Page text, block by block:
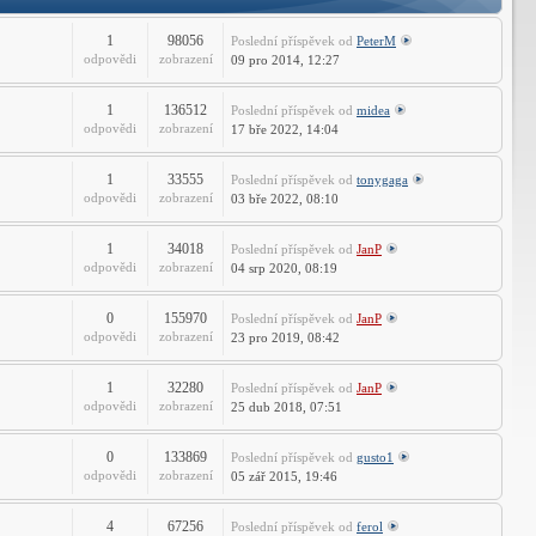
1
odpovědi
98056
zobrazení
Poslední příspěvek od PeterM
09 pro 2014, 12:27
1
odpovědi
136512
zobrazení
Poslední příspěvek od midea
17 bře 2022, 14:04
1
odpovědi
33555
zobrazení
Poslední příspěvek od tonygaga
03 bře 2022, 08:10
1
odpovědi
34018
zobrazení
Poslední příspěvek od JanP
04 srp 2020, 08:19
0
odpovědi
155970
zobrazení
Poslední příspěvek od JanP
23 pro 2019, 08:42
1
odpovědi
32280
zobrazení
Poslední příspěvek od JanP
25 dub 2018, 07:51
0
odpovědi
133869
zobrazení
Poslední příspěvek od gusto1
05 zář 2015, 19:46
4 67256 Poslední příspěvek od ferol